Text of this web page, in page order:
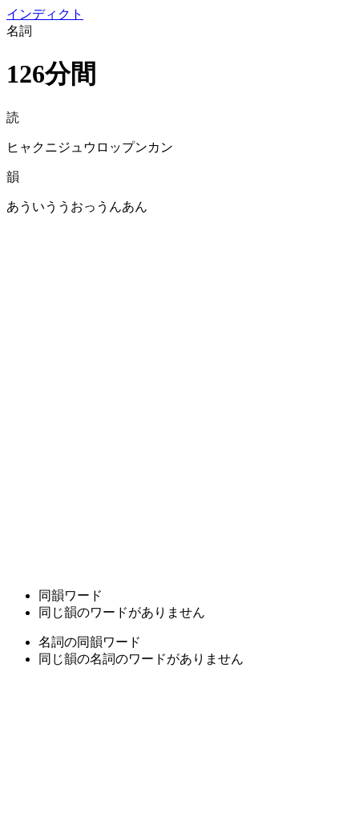
インディクト
名詞
126分間
読
ヒャクニジュウロップンカン
韻
あういううおっうんあん
同韻ワード
同じ韻のワードがありません
名詞の同韻ワード
同じ韻の名詞のワードがありません